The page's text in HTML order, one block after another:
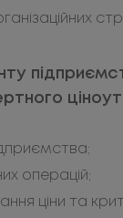
операцій;
ціни та